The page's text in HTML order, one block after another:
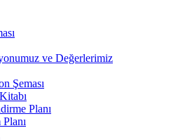
ve Değerlerimiz
Şeması
Planı